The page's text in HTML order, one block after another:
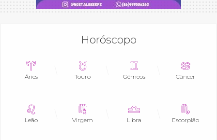
Horóscopo
Áries Touro Gêmeos Câncer
Leão Virgem Libra Escorpião